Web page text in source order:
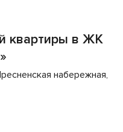
квартиры в ЖК
набережная,